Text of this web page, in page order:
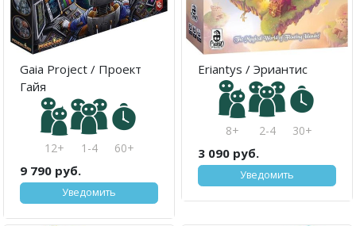
Gaia Project / Проект
Гайя
12+ 1-4 60+
9 790 руб.
Уведомить
Eriantys / Эриантис
8+ 2-4 30+
3 090 руб.
Уведомить